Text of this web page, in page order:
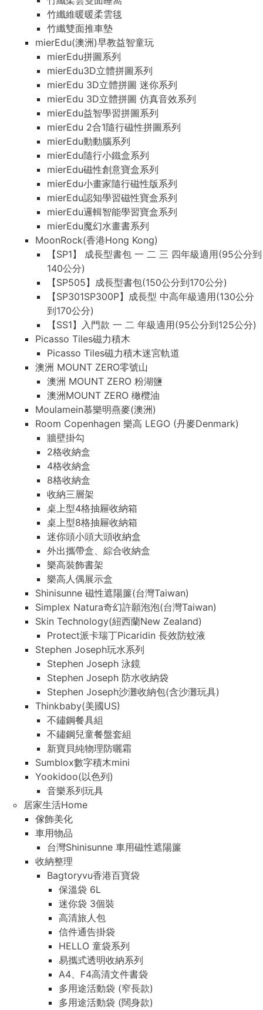
竹纖維暖暖柔雲毯
竹纖雙面推車墊
mierEdu(澳洲)早教益智童玩
mierEdu拼圖系列
mierEdu3D立體拼圖系列
mierEdu 3D立體拼圖 迷你系列
mierEdu 3D立體拼圖 仿真音效系列
mierEdu益智學習拼圖系列
mierEdu 2合1隨行磁性拼圖系列
mierEdu動動腦系列
mierEdu隨行小鐵盒系列
mierEdu磁性創意寶盒系列
mierEdu小畫家隨行磁性版系列
mierEdu認知學習磁性寶盒系列
mierEdu邏輯智能學習寶盒系列
mierEdu魔幻水畫書系列
MoonRock(香港Hong Kong)
【SP1】 成長型書包 一 二 三 四年級適用(95公分到
140公分)
【SP505】成長型書包(150公分到170公分)
【SP301SP300P】成長型 中高年級適用(130公分
到170公分)
【SS1】入門款 一 二 年級適用(95公分到125公分)
Picasso Tiles磁力積木
Picasso Tiles磁力積木迷宮軌道
澳洲 MOUNT ZERO零號山
澳洲 MOUNT ZERO 粉湖鹽
澳洲MOUNT ZERO 橄欖油
Moulamein慕樂明燕麥(澳洲)
Room Copenhagen 樂高 LEGO (丹麥Denmark)
牆壁掛勾
2格收納盒
4格收納盒
8格收納盒
收納三層架
桌上型4格抽屜收納箱
桌上型8格抽屜收納箱
迷你頭小頭大頭收納盒
外出攜帶盒、綜合收納盒
樂高裝飾書架
樂高人偶展示盒
Shinisunne 磁性遮陽簾(台灣Taiwan)
Simplex Natura奇幻許願泡泡(台灣Taiwan)
Skin Technology(紐西蘭New Zealand)
Protect派卡瑞丁Picaridin 長效防蚊液
Stephen Joseph玩水系列
Stephen Joseph 泳鏡
Stephen Joseph 防水收納袋
Stephen Joseph沙灘收納包(含沙灘玩具)
Thinkbaby(美國US)
不鏽鋼餐具組
不鏽鋼兒童餐盤套組
新寶貝純物理防曬霜
Sumblox數字積木mini
Yookidoo(以色列)
音樂系列玩具
居家生活Home
傢飾美化
車用物品
台灣Shinisunne 車用磁性遮陽簾
收納整理
Bagtoryvu香港百寶袋
保溫袋 6L
迷你袋 3個裝
高清旅人包
信件通告掛袋
HELLO 童袋系列
易攜式透明收納系列
A4、F4高清文件書袋
多用途活動袋 (窄長款)
多用途活動袋 (闊身款)